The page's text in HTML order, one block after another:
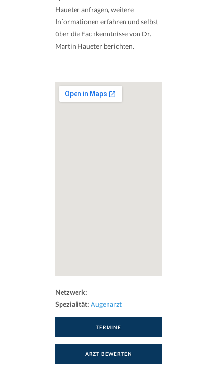
Haueter anfragen, weitere
Informationen erfahren und selbst
über die Fachkenntnisse von Dr.
Martin Haueter berichten.
Netzwerk:
Spezialität: Augenarzt
TERMINE
ARZT BEWERTEN